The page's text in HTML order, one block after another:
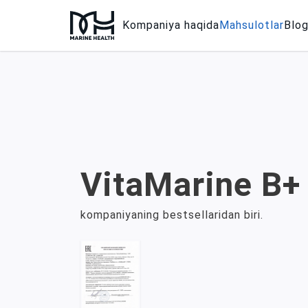
Kompaniya haqidaMahsulotlarBlog
VitaMarine B+
kompaniyaning bestsellaridan biri.